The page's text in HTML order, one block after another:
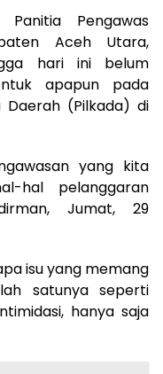
Pengawas
Aceh Utara,
hari ini belum
apapun pada
Daerah (Pilkada) di
yang kita
hal pelanggaran
Jumat, 29
isu yang memang
satunya seperti
hanya saja